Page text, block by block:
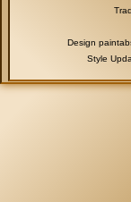
Design
Style